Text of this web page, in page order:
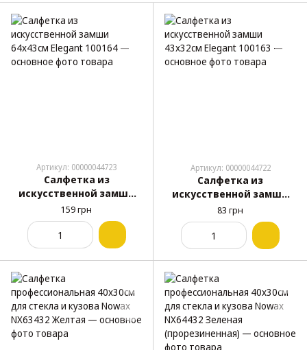
Артикул: 00000044723
Салфетка из
искусственной замши
64х43см Elegant 100164
159 грн
Артикул: 00000044722
Салфетка из
искусственной замши
43х32см Elegant 100163
83 грн